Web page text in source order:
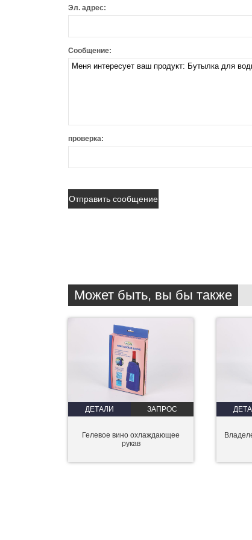
Эл. адрес:
Сообщение:
проверка:
Может быть, вы бы также
ДЕТАЛИ ЗАПРОС
Гелевое вино охлаждающее
рукав